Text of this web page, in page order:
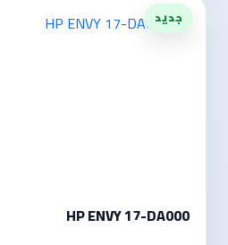
جديد
HP ENVY 17-DA000